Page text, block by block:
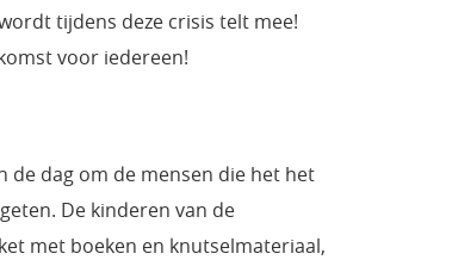
tijdens deze crisis telt mee!
voor iedereen!
de dag om de mensen die het het
De kinderen van de
met boeken en knutselmateriaal,